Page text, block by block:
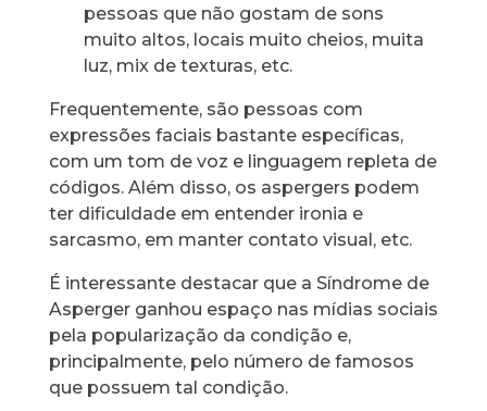
pessoas que não gostam de sons
muito altos, locais muito cheios, muita
luz, mix de texturas, etc.
Frequentemente, são pessoas com
expressões faciais bastante específicas,
com um tom de voz e linguagem repleta de
códigos. Além disso, os aspergers podem
ter dificuldade em entender ironia e
sarcasmo, em manter contato visual, etc.
É interessante destacar que a Síndrome de
Asperger ganhou espaço nas mídias sociais
pela popularização da condição e,
principalmente, pelo número de famosos
que possuem tal condição.